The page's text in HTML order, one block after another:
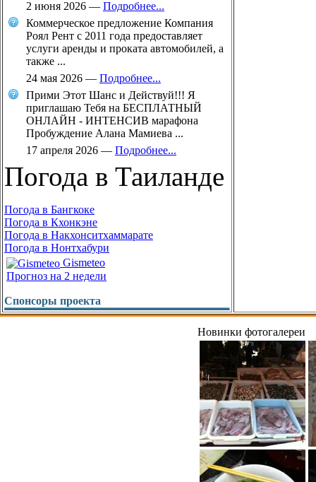
2 июня 2026 — Подробнее...
Коммерческое предложение Компания
Роял Рент с 2011 года предоставляет
услуги аренды и проката автомобилей, а
также ...
24 мая 2026 — Подробнее...
Прими Этот Шанс и Действуй!!! Я
приглашаю Тебя на БЕСПЛАТНЫЙ
ОНЛАЙН - ИНТЕНСИВ марафона
Пробуждение Алана Мамиева ...
17 апреля 2026 — Подробнее...
Погода в Таиланде
Погода в Бангкоке
Погода в Кхонкэне
Погода в Накхонситхаммарате
Погода в Нонтхабури
Gismeteo
Прогноз на 2 недели
Спонсоры проекта
Новинки фотогалереи